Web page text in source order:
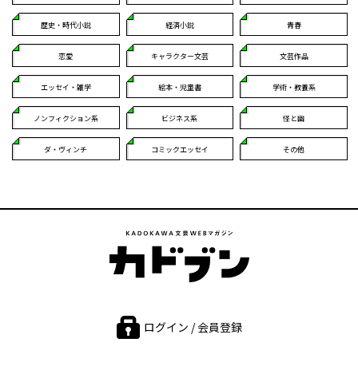
歴史・時代小説 経済小説 青春
恋愛 キャラクター文芸 文芸作品
エッセイ・雑学 絵本・児童書 学術・教養系
ノンフィクション系 ビジネス系 怪と幽
ダ・ヴィンチ コミックエッセイ その他
ログイン / 会員登録